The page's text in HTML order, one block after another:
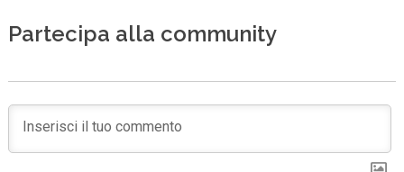
Partecipa alla community